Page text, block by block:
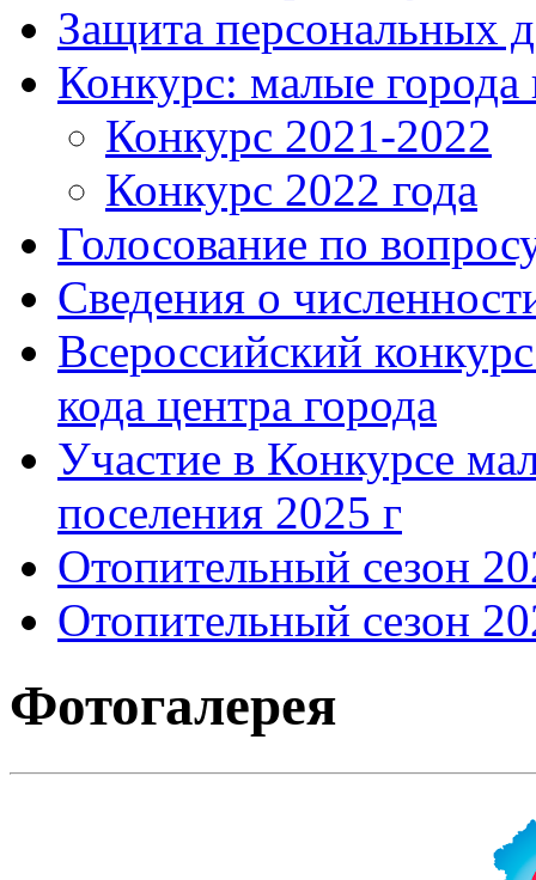
Защита персональных
Конкурс: малые города
Конкурс 2021-2022
Конкурс 2022 года
Голосование по
Сведения о
Всероссийский
кода центра города
Участие в Конкурсе
поселения 2025 г
Отопительный сезон
Отопительный сезон
Фотогалерея